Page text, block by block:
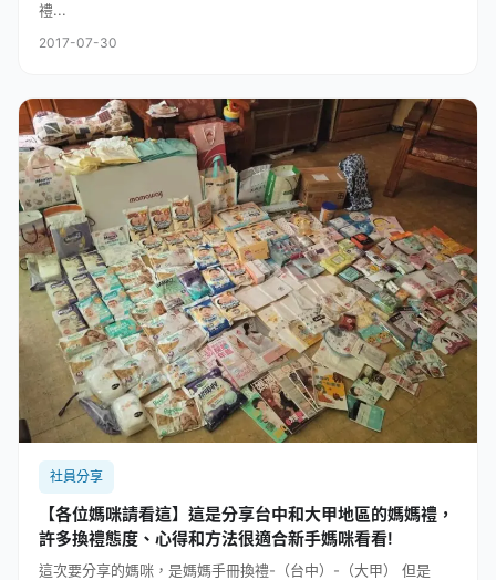
禮...
2017-07-30
社員分享
【各位媽咪請看這】這是分享台中和大甲地區的媽媽禮，
許多換禮態度、心得和方法很適合新手媽咪看看!
這次要分享的媽咪，是媽媽手冊換禮-（台中）-（大甲） 但是